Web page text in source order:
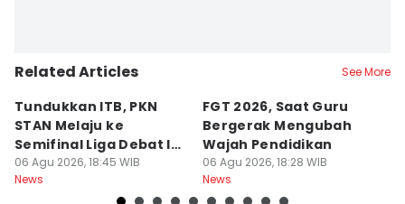
Related Articles See More
Tundukkan ITB, PKN
STAN Melaju ke
Semifinal Liga Debat IDN
Times 2026
06 Agu 2026, 18:45 WIB
News
FGT 2026, Saat Guru
Bergerak Mengubah
Wajah Pendidikan
06 Agu 2026, 18:28 WIB
News